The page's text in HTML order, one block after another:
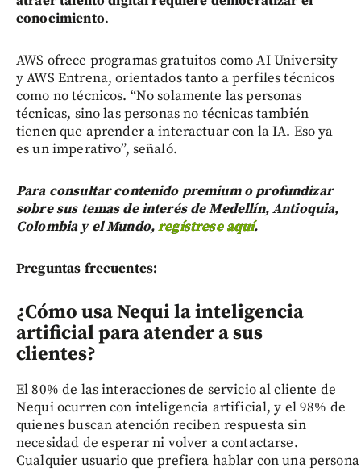
conocimiento.
AWS ofrece programas gratuitos como AI University
y AWS Entrena, orientados tanto a perfiles técnicos
como no técnicos. “No solamente las personas
técnicas, sino las personas no técnicas también
tienen que aprender a interactuar con la IA. Eso ya
es un imperativo”, señaló.
Para consultar contenido premium o profundizar
sobre sus temas de interés de Medellín, Antioquia,
Colombia y el Mundo,regístrese aquí.
Preguntas frecuentes:
¿Cómo usa Nequi la inteligencia
artificial para atender a sus
clientes?
El 80% de las interacciones de servicio al cliente de
Nequi ocurren con inteligencia artificial, y el 98% de
quienes buscan atención reciben respuesta sin
necesidad de esperar ni volver a contactarse.
Cualquier usuario que prefiera hablar con una persona